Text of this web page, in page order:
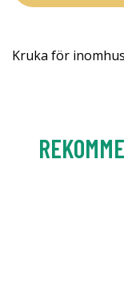
Kruka för